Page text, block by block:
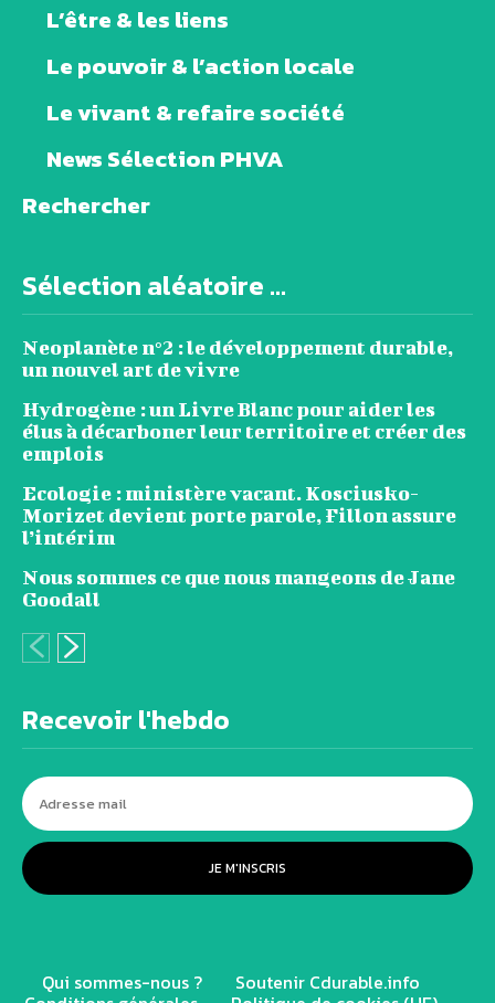
L’être & les liens
Le pouvoir & l’action locale
Le vivant & refaire société
News Sélection PHVA
Rechercher
Sélection aléatoire ...
Neoplanète n°2 : le développement durable,
un nouvel art de vivre
Hydrogène : un Livre Blanc pour aider les
élus à décarboner leur territoire et créer des
emplois
Ecologie : ministère vacant. Kosciusko-
Morizet devient porte parole, Fillon assure
l’intérim
Nous sommes ce que nous mangeons de Jane
Goodall
Recevoir l'hebdo
JE M'INSCRIS
Qui sommes-nous ? Soutenir Cdurable.info